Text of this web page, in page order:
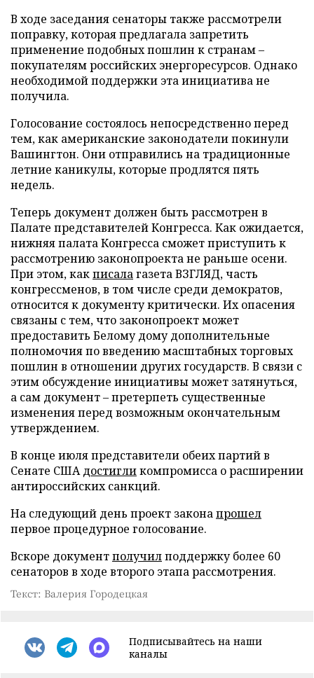
В ходе заседания сенаторы также рассмотрели
поправку, которая предлагала запретить
применение подобных пошлин к странам –
покупателям российских энергоресурсов. Однако
необходимой поддержки эта инициатива не
получила.
Голосование состоялось непосредственно перед
тем, как американские законодатели покинули
Вашингтон. Они отправились на традиционные
летние каникулы, которые продлятся пять
недель.
Теперь документ должен быть рассмотрен в
Палате представителей Конгресса. Как ожидается,
нижняя палата Конгресса сможет приступить к
рассмотрению законопроекта не раньше осени.
При этом, какписалагазета ВЗГЛЯД, часть
конгрессменов, в том числе среди демократов,
относится к документу критически. Их опасения
связаны с тем, что законопроект может
предоставить Белому дому дополнительные
полномочия по введению масштабных торговых
пошлин в отношении других государств. В связи с
этим обсуждение инициативы может затянуться,
а сам документ – претерпеть существенные
изменения перед возможным окончательным
утверждением.
В конце июля представители обеих партий в
Сенате СШАдостигликомпромисса о расширении
антироссийских санкций.
На следующий день проект законапрошел
первое процедурное голосование.
Вскоре документполучилподдержку более 60
сенаторов в ходе второго этапа рассмотрения.
Текст: Валерия Городецкая
Подписывайтесь на наши
каналы